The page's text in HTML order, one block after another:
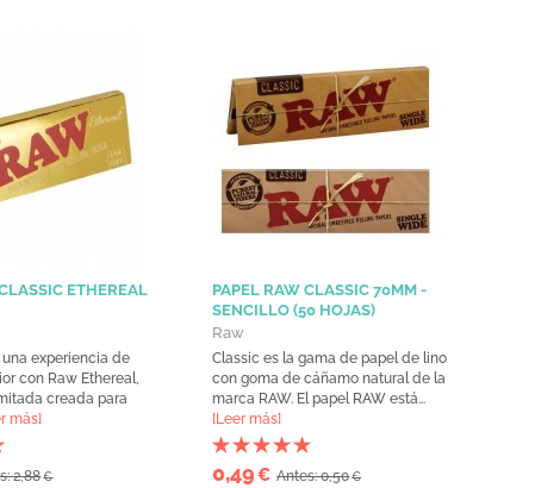
ETHEREAL
experiencia de
con Raw Ethereal,
creada para
más]
2,88€
PAPEL RAW CLASSIC 70MM -
SENCILLO (50 HOJAS)
Raw
Classic es la gama de papel de lino
con goma de cáñamo natural de la
marca RAW. El papel RAW está...
[Leer más]
0,49€ Antes: 0,50€